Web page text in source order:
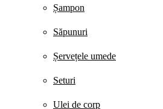
Șampon
Săpunuri
Șervețele umede
Seturi
Ulei de corp